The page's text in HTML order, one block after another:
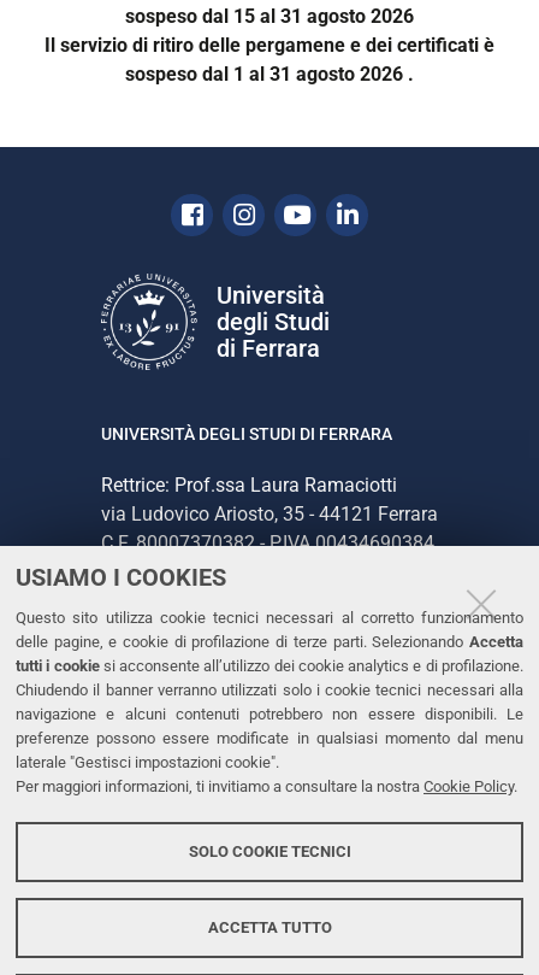
USIAMO I COOKIES
Questo sito utilizza cookie tecnici necessari al corretto funzionamento
delle pagine, e cookie di profilazione di terze parti. Selezionando Accetta
tutti i cookiesi acconsente all’utilizzo dei cookie analytics e di profilazione.
Chiudendo il banner verranno utilizzati solo i cookie tecnici necessari alla
navigazione e alcuni contenuti potrebbero non essere disponibili. Le
preferenze possono essere modificate in qualsiasi momento dal menu
laterale "Gestisci impostazioni cookie".
Per maggiori informazioni, ti invitiamo a consultare la nostra Cookie Policy.
SOLO COOKIE TECNICI
ACCETTA TUTTO
sospeso dal 15 al 31 agosto 2026
Il servizio di ritiro delle pergamene e dei certificati è
sospeso dal 1 al 31 agosto 2026 .
Facebook
Instagram
YoutubeLinkedin
Università
degli Studi
di Ferrara
UNIVERSITÀ DEGLI STUDI DI FERRARA
Rettrice: Prof.ssa Laura Ramaciotti
via Ludovico Ariosto, 35 - 44121 Ferrara
C.F. 80007370382 - P.IVA 00434690384
CONTATTI
Tel. +39 0532 293111
Fax. +39 0532 293031
PEC
LINKS
Accessibilità
Protezione dati personali